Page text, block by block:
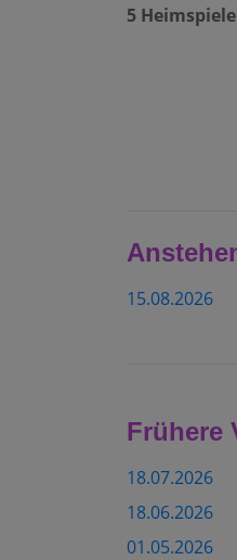
5 Heimspiele
15.08.2026
Frühere
18.07.2026
18.06.2026
01.05.2026